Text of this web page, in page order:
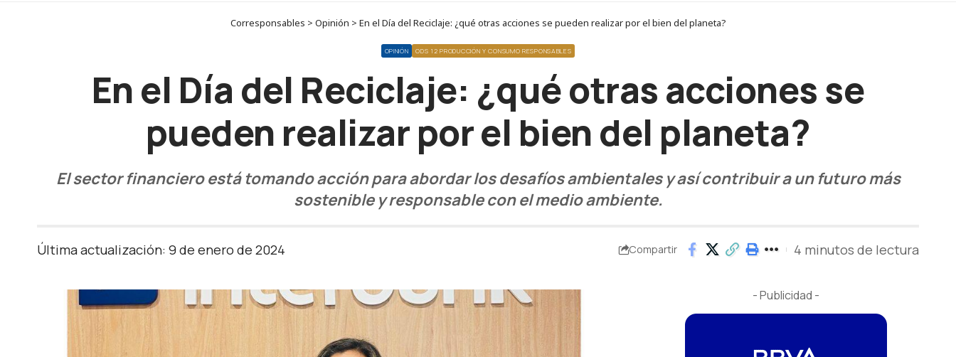
Corresponsables > Opinión > En el Día del Reciclaje: ¿qué otras acciones se pueden realizar por el bien del planeta?
OPINIÓN ODS 12 PRODUCCIÓN Y CONSUMO RESPONSABLES
En el Día del Reciclaje: ¿qué otras acciones se
pueden realizar por el bien del planeta?
El sector financiero está tomando acción para abordar los desafíos ambientales y así contribuir a un futuro más
sostenible y responsable con el medio ambiente.
Última actualización: 9 de enero de 2024 Compartir 4 minutos de lectura
- Publicidad -